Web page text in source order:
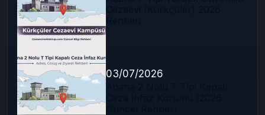
03/07/2026